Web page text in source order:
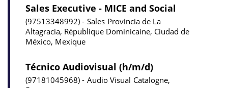
Sales Executive - MICE and Social
97513348992 Sales Provincia de La
Altagracia, République Dominicaine, Ciudad de
México, Mexique
Técnico Audiovisual (h/m/d)
97181045968 Audio Visual Catalogne,